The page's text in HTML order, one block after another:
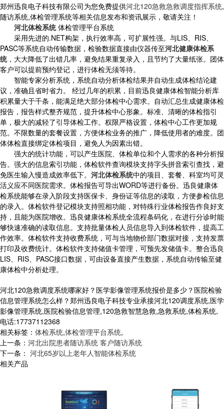
郑州迅良电子科技有限公司为您免费提供河北120急救急救调度指挥系统,
随访系统,体检管理系统等相关信息发布和资讯展示，敬请关注！
河北体检系统体检管理平台系统
采用先进的.NET构架，执行效率高，可扩展性强。与LIS、RIS、
PASC等系统自动传输数据，检验数据直接由仪器传至河北健康体检系
统，大大降低了出错几率，避免结果重复录入，且节约了大量纸张。团体
客户可以提前预约登记，进行体检无须等待。
智能专家分析系统，系统自动分析体检结果并自动生成体检结论建
议，准确且省时省力。 经过几年的积累，目前迅良健康体检智能分析库
积累量大于千条，能满足绝大部分体检中心需求。自动汇总生成健康体检
报告，报告样式整齐规范，提升体检中心形象。标准、清晰的体检指引
单，极大的减轻了引导体检工作。权限严格设置，体检中心工作更加规
范。不限数量的套餐设置，方便体检业务的推广，降低使用者的难度。团
体体检直接绑定体检项目，避免人为因素出错。
强大的统计功能，可以产生医院、体检单位和个人需求的各种分析报
告。强大的信息索引功能，体检软件查询模块支持字头拼音索引查找，避
免医生输入慢造成效率低下。 河北体检系统中的项目、套餐、科室均可灵
活义应不同医院需求。体检报告可导出WORD等进行备份。迅良健康体
检系统能够在录入阶段支持医保卡、身份证等信息的读取，方便参检信息
的录入。体检软件登记模块支持照相功能，对特殊行业体检报告作良好支
持，且能为医院增收。迅良健康体检系统全流程条码化，在进行分诊时能
够快速准确的读取信息。支持批量体检人员信息导入到体检软件，提高工
作效率。体检软件支持收费系统，可与当地物价部门数据对接，支持发票
打印及收费统计。体检软件支持储值卡管理，可预先发储值卡。整合迅良
LIS、RIS、PASC接口数据，可由设备直接产生数据，系统自动传输至健
康体检中分析处理。
河北120急救调度系统哪家好？医学影像管理系统报价是多少？医院检验
信息管理系统怎么样？郑州迅良电子科技专业承接河北120调度系统,医学
影像管理系统,医院检验信息管理,120急救智慧急救,急救系统,体检系统,
电话:17737112368
相关标签： 体检系统,体检管理平台系统,
上一条： 河北出院患者随访系统 客户随访系统
下一条： 河北65岁以上老年人智能体检系统
相关产品